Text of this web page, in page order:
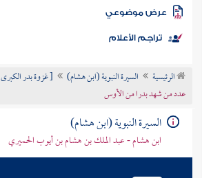
الكتب
موضوعي
تراجم الأعلام
الرئيسية السيرة النبوية (ابن هشام)
[ غزوة بدر الكبرى
عدد من شهد بدرا من الأوس
السيرة النبوية (ابن هشام)
ابن هشام - عبد الملك بن هشام بن أيوب الحميري